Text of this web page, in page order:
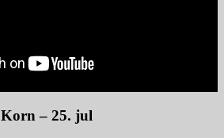
Korn – 25. jul